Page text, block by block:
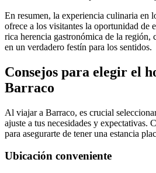
En resumen, la experiencia culinaria en
ofrece a los visitantes la oportunidad de
rica herencia gastronómica de la región,
en un verdadero festín para los sentidos.
Consejos para elegir el
Barraco
Al viajar a Barraco, es crucial
ajuste a tus necesidades y expectativas.
para asegurarte de tener una estancia
Ubicación conveniente